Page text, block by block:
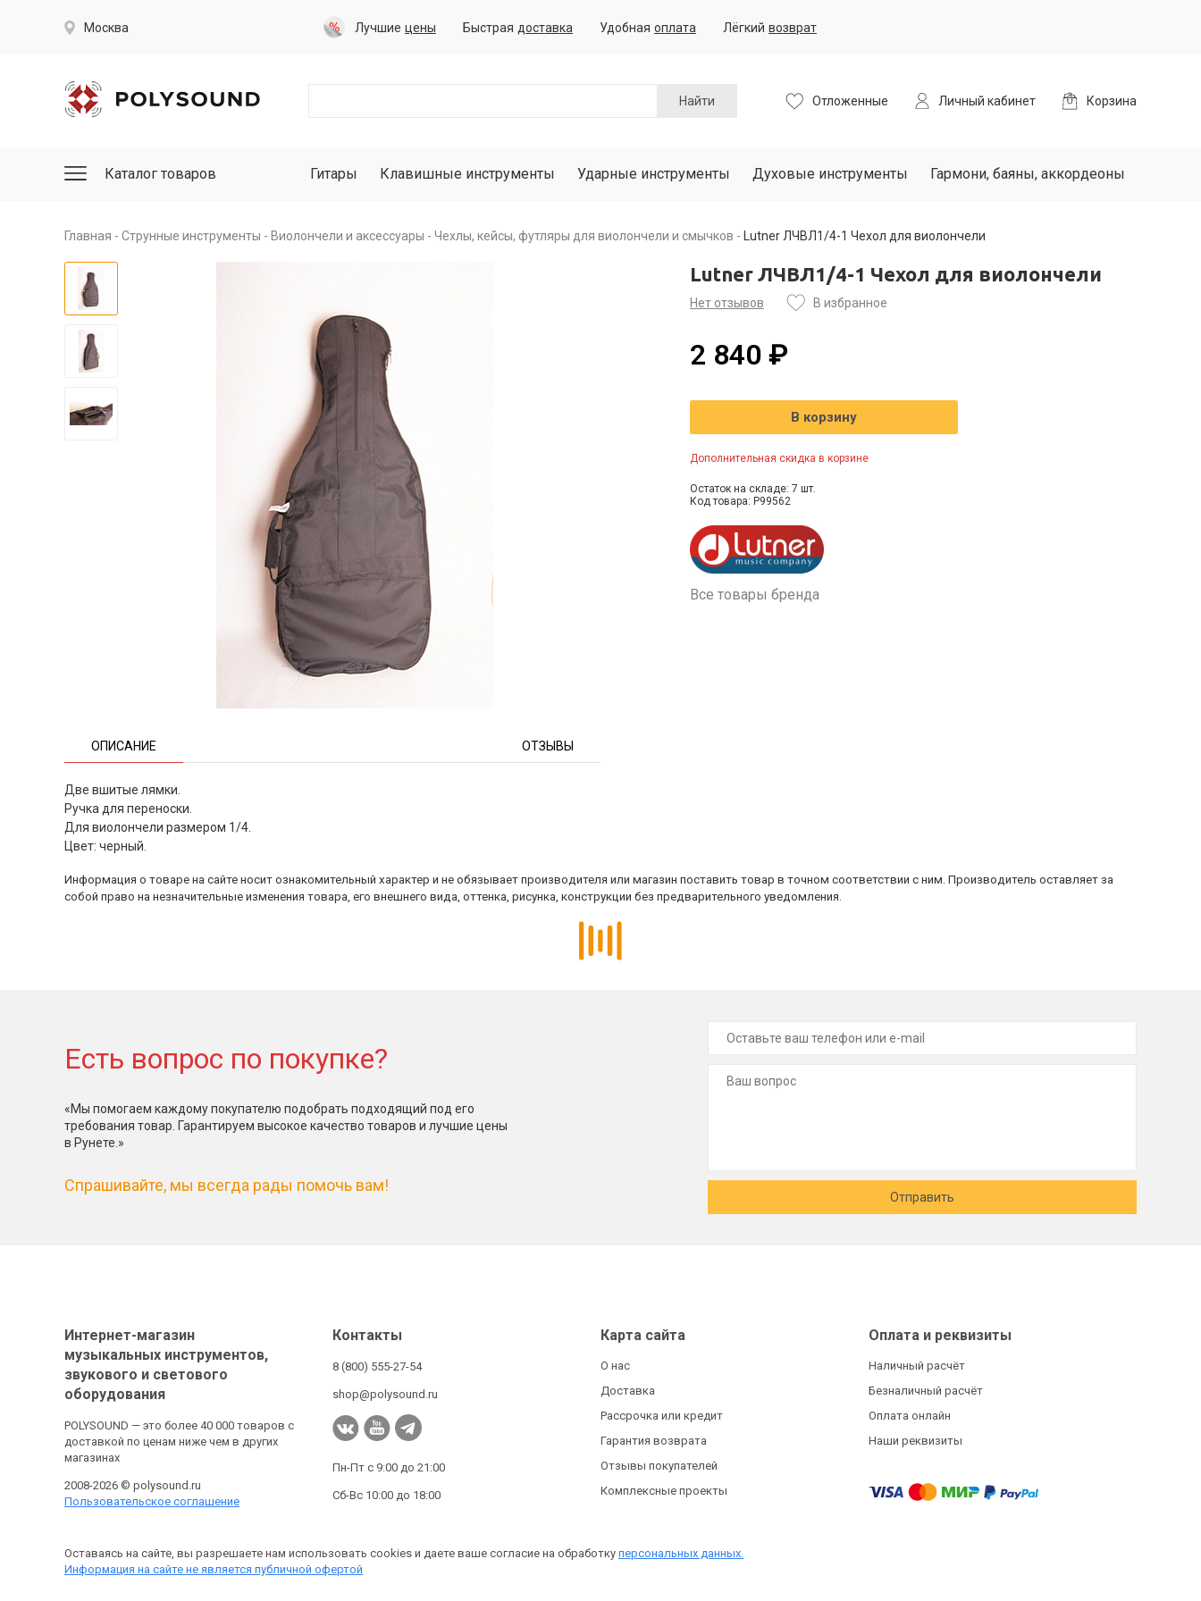
Москва Лучшие цены Быстрая доставка Удобная оплата Лёгкий возврат
Найти Отложенные Личный кабинет Корзина
Каталог товаров Гитары Клавишные инструменты Ударные инструменты Духовые инструменты Гармони, баяны, аккордеоны
Главная Струнные инструменты Виолончели и аксессуары Чехлы, кейсы, футляры для виолончели и смычков Lutner ЛЧВЛ1/4-1 Чехол для виолончели
ОПИСАНИЕ ОТЗЫВЫ
Две вшитые лямки.
Ручка для переноски.
Для виолончели размером 1/4.
Цвет: черный.
Lutner ЛЧВЛ1/4-1 Чехол для виолончели
Нет отзывов В избранное
2 840 ₽
В корзину
Дополнительная скидка в корзине
Остаток на складе: 7 шт.
Код товара: P99562
Все товары бренда
Информация о товаре на сайте носит ознакомительный характер и не обязывает производителя или магазин поставить товар в точном соответствии с ним. Производитель оставляет за
собой право на незначительные изменения товара, его внешнего вида, оттенка, рисунка, конструкции без предварительного уведомления.
Есть вопрос по покупке?
«Мы помогаем каждому покупателю подобрать подходящий под его
требования товар. Гарантируем высокое качество товаров и лучшие цены
в Рунете.»
Спрашивайте, мы всегда рады помочь вам!
Отправить
Интернет-магазин
музыкальных инструментов,
звукового и светового
оборудования
POLYSOUND — это более 40 000 товаров с
доставкой по ценам ниже чем в других
магазинах
2008-2026 © polysound.ru
Пользовательское соглашение
Контакты
8 (800) 555-27-54
shop@polysound.ru
Пн-Пт с 9:00 до 21:00
Сб-Вс 10:00 до 18:00
Карта сайта
О нас
Доставка
Рассрочка или кредит
Гарантия возврата
Отзывы покупателей
Комплексные проекты
Оплата и реквизиты
Наличный расчёт
Безналичный расчёт
Оплата онлайн
Наши реквизиты
Оставаясь на сайте, вы разрешаете нам использовать cookies и даете ваше согласие на обработку персональных данных.
Информация на сайте не является публичной офертой